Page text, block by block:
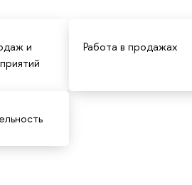
и
Работа в продажах